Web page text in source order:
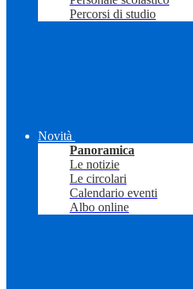
Percorsi di studio
Novità
Panoramica
Le notizie
Le circolari
Calendario eventi
Albo online